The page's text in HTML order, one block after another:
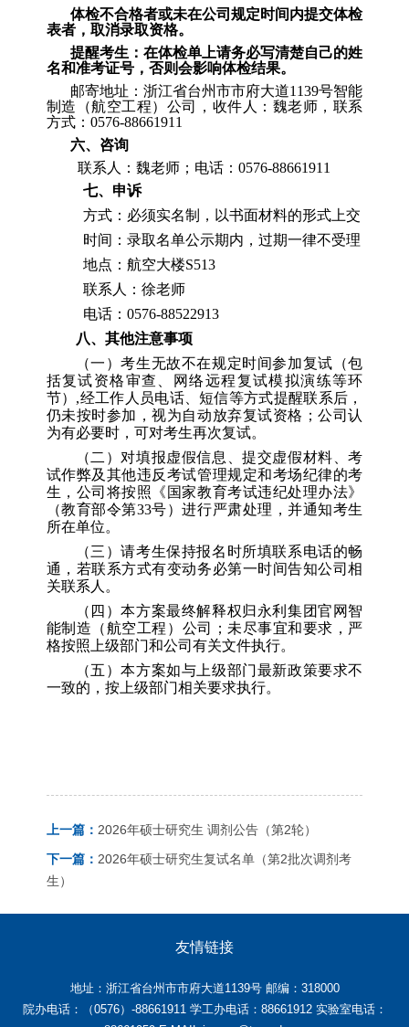
体检不合格者或未在公司规定时间内提交体检
表者，取消录取资格。
提醒考生：在体检单上请务必写清楚自己的姓
名和准考证号，否则会影响体检结果。
邮寄地址：浙江省台州市市府大道1139号智能
制造
（航空工程） 公司，收件人：魏老师，联系
方式： 0576-88661911
六、 咨询
联系人：魏老师；电话：0576-88661911
七、申诉
方式：必须实名制，以书面材料的形式上交
时间：录取名单公示期内，过期一律不受理
地点：航空大楼S513
联系人：徐老师
电话： 0576-88522913
八、其他注意事项
（一 ）考生无故不在规定时间参加复试（包
括复试资格审查、网络远程复试模拟演练等环
节） ,经工作人员电话、短信等方式提醒联系后，
仍未按时参加，视为自动放弃复试资格；公司认
为有必要时，可对考生再次复试。
（ 二 ） 对填报虚假信息、提交虚假材料、考
试作弊及其他违反考试管理规定和考场纪律的考
生，公司将按照《国家教育考试违纪处理办法》
（教育部令第33号）进行严肃处理，并通知考生
所在单位。
（三 ）请考生保持报名时所填联系电话的畅
通，若联系方式有变动务必第一时间告知公司相
关联系人。
（ 四 ）本方案最终解释权归永利集团官网智
能制造 （航空工程 ） 公司；未尽事宜和要求，严
格按照上级部门和公司有关文件执行。
（五 ）本方案如与上级部门最新政策要求不
一致的，按上级部门相关要求执行。
上一篇： 2026年硕士研究生 调剂公告（第2轮）
下一篇： 2026年硕士研究生复试名单（第2批次调剂考
生）
友情链接
地址：浙江省台州市市府大道1139号 邮编：318000
院办电话：（0576）-88661911 学工办电话：88661912 实验室电话：